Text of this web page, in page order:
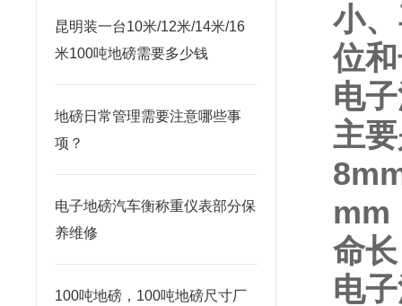
昆明装一台10米/12米/14米/16
米100吨地磅需要多少钱
地磅日常管理需要注意哪些事
项？
电子地磅汽车衡称重仪表部分保
养维修
100吨地磅，100吨地磅尺寸厂
小
位
电
主
mm
命
电